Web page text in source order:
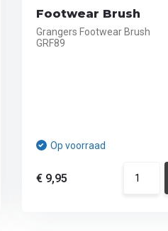
Footwear Brush
Grangers Footwear Brush
GRF89
Op voorraad
€ 9,95